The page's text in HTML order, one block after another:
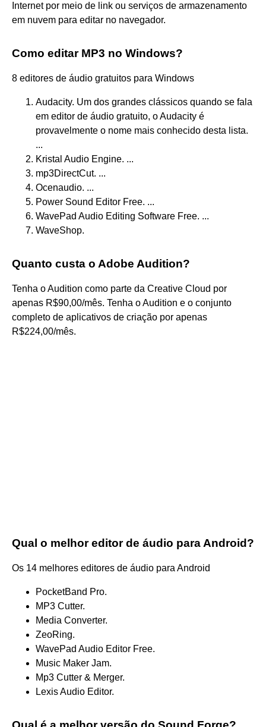
Internet por meio de link ou serviços de armazenamento
em nuvem para editar no navegador.
Como editar MP3 no Windows?
8 editores de áudio gratuitos para Windows
Audacity. Um dos grandes clássicos quando se fala
em editor de áudio gratuito, o Audacity é
provavelmente o nome mais conhecido desta lista.
...
Kristal Audio Engine. ...
mp3DirectCut. ...
Ocenaudio. ...
Power Sound Editor Free. ...
WavePad Audio Editing Software Free. ...
WaveShop.
Quanto custa o Adobe Audition?
Tenha o Audition como parte da Creative Cloud por
apenas R$90,00/mês. Tenha o Audition e o conjunto
completo de aplicativos de criação por apenas
R$224,00/mês.
Qual o melhor editor de áudio para Android?
Os 14 melhores editores de áudio para Android
PocketBand Pro.
MP3 Cutter.
Media Converter.
ZeoRing.
WavePad Audio Editor Free.
Music Maker Jam.
Mp3 Cutter & Merger.
Lexis Audio Editor.